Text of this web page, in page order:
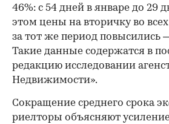
46%: с 54 дней в январе до 29
этом цены на вторичку во
за тот же период повысились
Такие данные содержатся в
редакцию исследовании
Недвижимости».
Сокращение среднего срока
риелторы объясняют